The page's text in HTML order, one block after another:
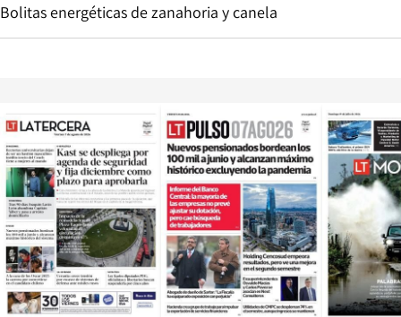
Bolitas energéticas de zanahoria y canela
Opens in new window Opens in